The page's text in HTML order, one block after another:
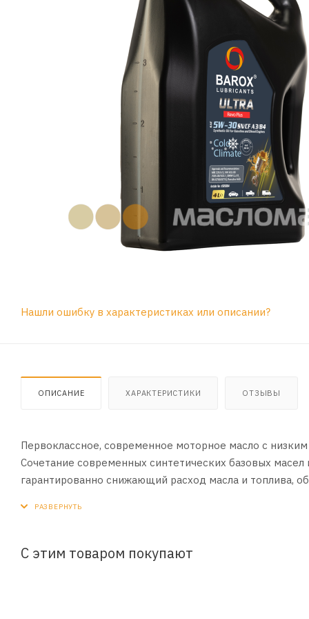
Нашли ошибку в характеристиках или описании?
ОПИСАНИЕ ХАРАКТЕРИСТИКИ ОТЗЫВЫ
Первоклассное, современное моторное масло с
Сочетание современных синтетических базовых
гарантированно снижающий расход масла и топлива,
Оптимально подходит для современных легковых
С этим товаром покупают